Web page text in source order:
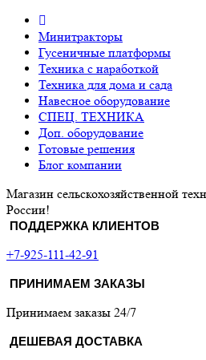
Минитракторы
Гусеничные платформы
Техника с наработкой
Техника для дома и сада
Навесное оборудование
СПЕЦ. ТЕХНИКА
Доп. оборудование
Готовые решения
Блог компании
Магазин сельскохозяйственной
России!
ПОДДЕРЖКА КЛИЕНТОВ
+7-925-111-42-91
ПРИНИМАЕМ ЗАКАЗЫ
Принимаем заказы 24/7
ДЕШЕВАЯ ДОСТАВКА